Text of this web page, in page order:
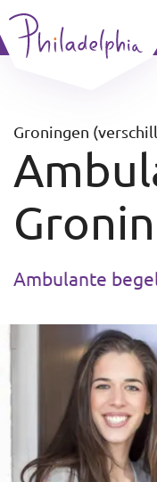
Zet hoog
Groningen
Ambulante